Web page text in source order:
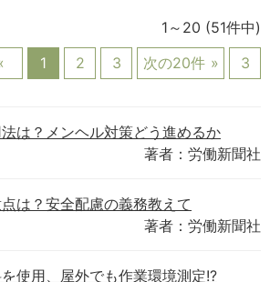
1～20 (51件中)
1
2 3 次の20件 3
は？メンヘル対策どう進めるか
著者：労働新聞社
は？安全配慮の義務教えて
著者：労働新聞社
使用、屋外でも作業環境測定!?